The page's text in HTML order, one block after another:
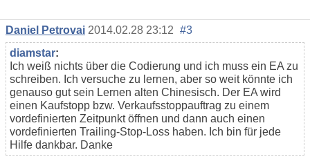
Daniel Petrovai 2014.02.28 23:12 #3
diamstar:
Ich weiß nichts über die Codierung und ich muss ein EA zu
schreiben. Ich versuche zu lernen, aber so weit könnte ich
genauso gut sein Lernen alten Chinesisch. Der EA wird
einen Kaufstopp bzw. Verkaufsstoppauftrag zu einem
vordefinierten Zeitpunkt öffnen und dann auch einen
vordefinierten Trailing-Stop-Loss haben. Ich bin für jede
Hilfe dankbar. Danke